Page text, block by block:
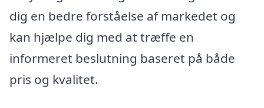
dig en bedre forståelse af markedet og
kan hjælpe dig med at træffe en
informeret beslutning baseret på både
pris og kvalitet.